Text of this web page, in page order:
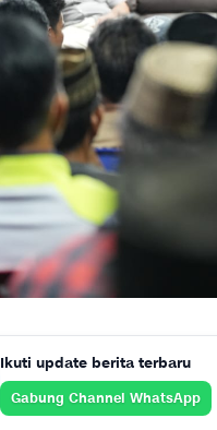
Ikuti update berita terbaru
Gabung Channel WhatsApp